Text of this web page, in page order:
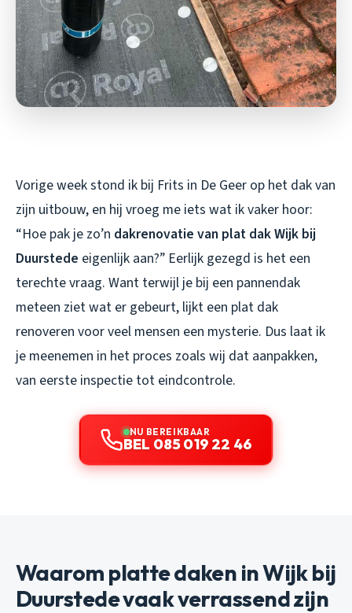
Vorige week stond ik bij Frits in De Geer op het dak van
zijn uitbouw, en hij vroeg me iets wat ik vaker hoor:
“Hoe pak je zo’n dakrenovatie van plat dak Wijk bij
Duurstede eigenlijk aan?” Eerlijk gezegd is het een
terechte vraag. Want terwijl je bij een pannendak
meteen ziet wat er gebeurt, lijkt een plat dak
renoveren voor veel mensen een mysterie. Dus laat ik
je meenemen in het proces zoals wij dat aanpakken,
van eerste inspectie tot eindcontrole.
NU BEREIKBAAR
BEL 085 019 22 46
Waarom platte daken in Wijk bij
Duurstede vaak verrassend zijn